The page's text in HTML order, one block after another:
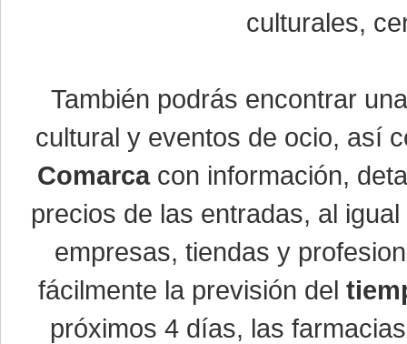
culturales,
También podrás encontrar
cultural y eventos de ocio, así
Comarcacon información,
precios de las entradas, al
empresas, tiendas y
fácilmente la previsión del
próximos 4 días, las